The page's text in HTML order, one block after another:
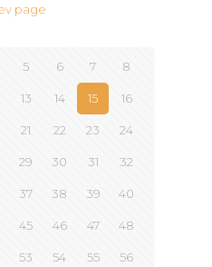
page
5 6 7 8
13 14 15 16
21 22 23 24
29 30 31 32
37 38 39 40
45 46 47 48
53 54 55 56